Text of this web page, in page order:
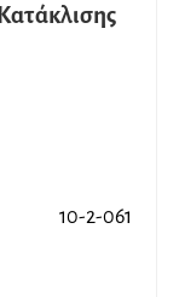
10-2-061